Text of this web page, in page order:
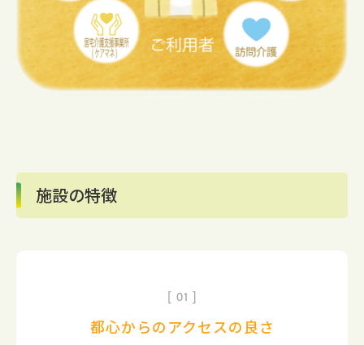
施設の特徴
01
都心からのアクセスの良さ